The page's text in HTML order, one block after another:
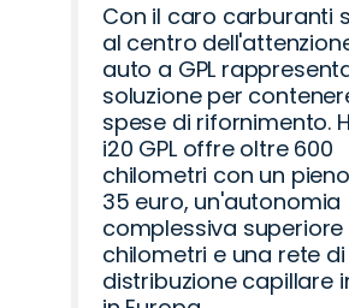
Con il caro carburanti
al centro
auto a GPL
soluzione per
spese di rifornimento.
i20 GPL offre oltre 600
chilometri con un
35 euro, un'autonomia
complessiva superiore
chilometri e una rete di
distribuzione capillare